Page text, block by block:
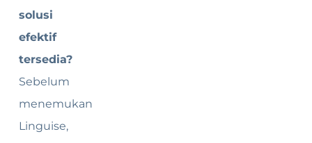
solusi
efektif
tersedia?
Sebelum
menemukan
Linguise,